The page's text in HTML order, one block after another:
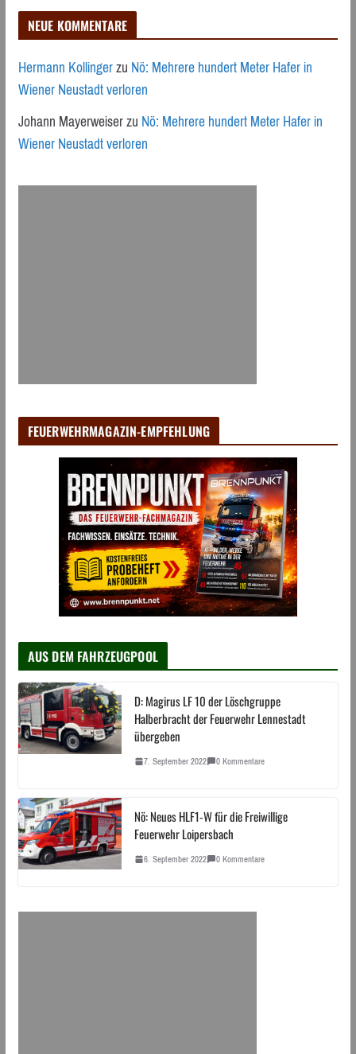
NEUE KOMMENTARE
Hermann KollingerzuNö: Mehrere hundert Meter Hafer in
Wiener Neustadt verloren
Johann MayerweiserzuNö: Mehrere hundert Meter Hafer in
Wiener Neustadt verloren
FEUERWEHRMAGAZIN-EMPFEHLUNG
AUS DEM FAHRZEUGPOOL
D: Magirus LF 10 der Löschgruppe
Halberbracht der Feuerwehr Lennestadt
übergeben
7. September 2022 0 Kommentare
Nö: Neues HLF1-W für die Freiwillige
Feuerwehr Loipersbach
6. September 2022 0 Kommentare